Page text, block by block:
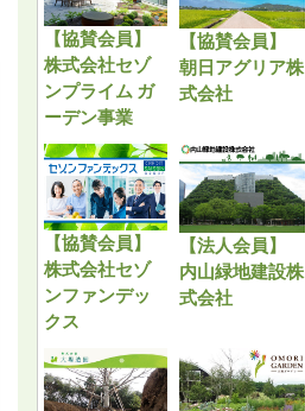
【協賛会員】
株式会社セゾ
ンプライム ガ
ーデン事業
【協賛会員】
朝日アグリア株
式会社
【協賛会員】
株式会社セゾ
ンファンデッ
クス
【法人会員】
内山緑地建設株
式会社